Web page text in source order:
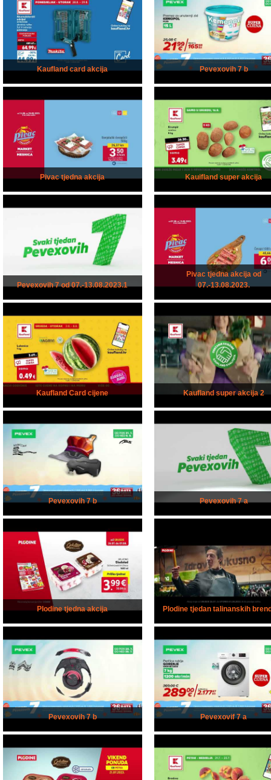
Kaufland card akcija Pevexovih 7 b
Pivac tjedna akcija Kauifland super akcija
Pevexovih 7 od 07.-13.08.2023.1
Pivac tjedna akcija od
07.-13.08.2023.
Kaufland Card cijene Kaufland super akcija 2
Pevexovih 7 b Pevexovih 7 a
Plodine tjedna akcija Plodine tjedan talinanskih
Pevexovih 7 b Pevexovif 7 a